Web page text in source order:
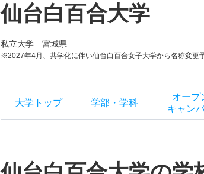
仙台白百合大学
私立大学 宮城県
※2027年4月、共学化に伴い仙台白百合女子大学から名称変更
大学トップ 学部 ・ 学科
オープ
キャン